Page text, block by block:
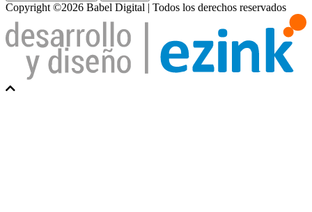
Copyright ©2026 Babel Digital | Todos los derechos reservados